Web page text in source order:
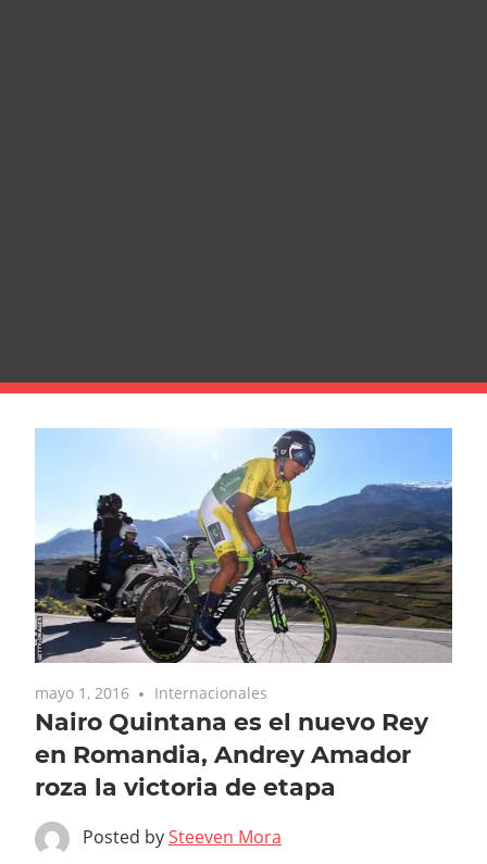
mayo 1, 2016 Internacionales
Nairo Quintana es el nuevo Rey
en Romandia, Andrey Amador
roza la victoria de etapa
Posted bySteeven Mora